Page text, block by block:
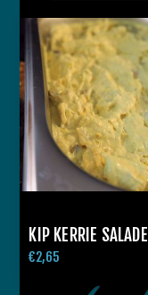
KIP KERRIE SALADE
€2,65